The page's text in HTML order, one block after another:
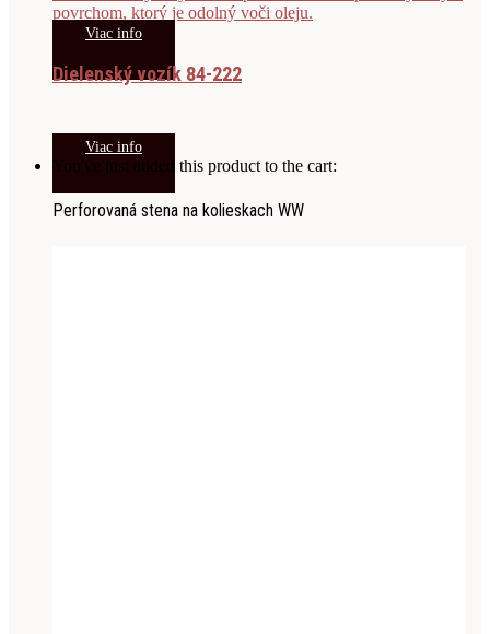
Viac info
Dielenský vozík 84-222
Viac info
You've just added this product to the cart:
Perforovaná stena na kolieskach WW